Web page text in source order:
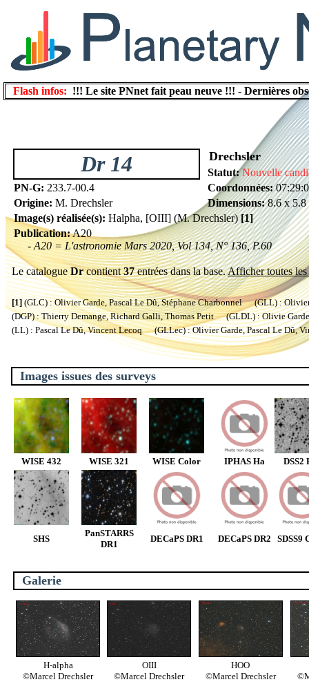
Flash infos: !!! Le site PNnet fait peau neuve !!! - Dernières
Dr 14 Drechsler
Statut: Nouvelle
PN-G: 233.7-00.4 Coordonnées:
Origine: M. Drechsler Dimensions:8.6 x 5.8
Image(s) réalisée(s): Halpha, [OIII] (M. Drechsler)[1]
Publication:A20
- A20 = L'astronomie Mars 2020, Vol 134, N° 136, P.60
Le catalogueDrcontient37entrées dans la base.Afficher toutes les
[1](GLC) : Olivier Garde, Pascal Le Dû, Stéphane Charbonnel (GLL) :
(DGP) : Thierry Demange, Richard Galli, Thomas Petit (GLDL) : Olivie
(LL) : Pascal Le Dû, Vincent Lecoq (GLLec) : Olivier Garde, Pascal Le Dû,
Images issues des surveys
WISE 432 WISE 321 WISE Color IPHAS Ha DSS2
SHS
PanSTARRS
DR1
DECaPS DR1 DECaPS DR2 SDSS9
Galerie
H-alpha
©Marcel Drechsler
OIII
©Marcel Drechsler
HOO
©Marcel Drechsler